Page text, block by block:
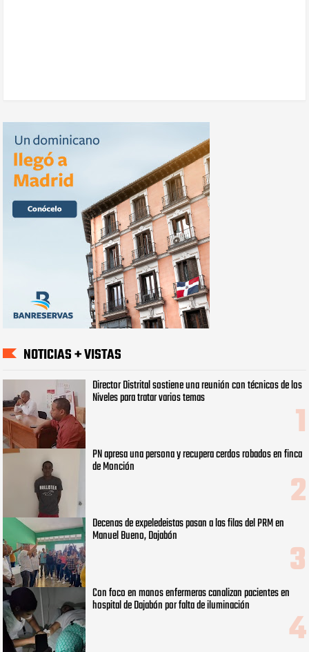
NOTICIAS + VISTAS
Director Distrital sostiene una reunión con técnicos de los
Niveles para tratar varios temas
PN apresa una persona y recupera cerdos robados en finca
de Monción
Decenas de expeledeistas pasan a las filas del PRM en
Manuel Bueno, Dajabón
Con foco en manos enfermeras canalizan pacientes en
hospital de Dajabón por falta de iluminación